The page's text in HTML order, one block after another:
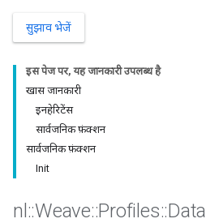
सुझाव भेजें
इस पेज पर, यह जानकारी उपलब्ध है
खास जानकारी
इनहेरिटेंस
सार्वजनिक फ़ंक्शन
सार्वजनिक फ़ंक्शन
Init
nl ::Weave::Profiles::Data